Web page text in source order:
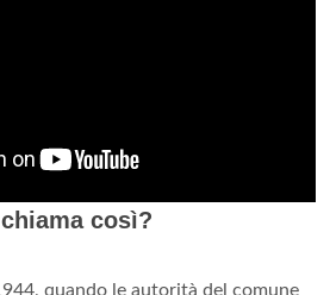
così?
quando le autorità del comune